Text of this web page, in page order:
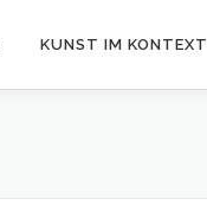
KUNST IM KONTEXT